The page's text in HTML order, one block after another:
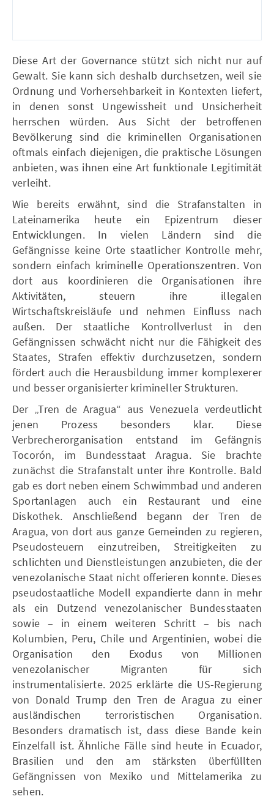
Diese Art der Governance stützt sich nicht nur auf
Gewalt. Sie kann sich deshalb durchsetzen, weil sie
Ordnung und Vorhersehbarkeit in Kontexten liefert,
in denen sonst Ungewissheit und Unsicherheit
herrschen würden. Aus Sicht der betroffenen
Bevölkerung sind die kriminellen Organisationen
oftmals einfach diejenigen, die praktische Lösungen
anbieten, was ihnen eine Art funktionale Legitimität
verleiht.
Wie bereits erwähnt, sind die Strafanstalten in
Lateinamerika heute ein Epizentrum dieser
Entwicklungen. In vielen Ländern sind die
Gefängnisse keine Orte staatlicher Kontrolle mehr,
sondern einfach kriminelle Operationszentren. Von
dort aus koordinieren die Organisationen ihre
Aktivitäten, steuern ihre illegalen
Wirtschaftskreisläufe und nehmen Einfluss nach
außen. Der staatliche Kontrollverlust in den
Gefängnissen schwächt nicht nur die Fähigkeit des
Staates, Strafen effektiv durchzusetzen, sondern
fördert auch die Herausbildung immer komplexerer
und besser organisierter krimineller Strukturen.
Der „Tren de Aragua“ aus Venezuela verdeutlicht
jenen Prozess besonders klar. Diese
Verbrecherorganisation entstand im Gefängnis
Tocorón, im Bundesstaat Aragua. Sie brachte
zunächst die Strafanstalt unter ihre Kontrolle. Bald
gab es dort neben einem Schwimmbad und anderen
Sportanlagen auch ein Restaurant und eine
Diskothek. Anschließend begann der Tren de
Aragua, von dort aus ganze Gemeinden zu regieren,
Pseudosteuern einzutreiben, Streitigkeiten zu
schlichten und Dienstleistungen anzubieten, die der
venezolanische Staat nicht offerieren konnte. Dieses
pseudostaatliche Modell expandierte dann in mehr
als ein Dutzend venezolanischer Bundesstaaten
sowie – in einem weiteren Schritt – bis nach
Kolumbien, Peru, Chile und Argentinien, wobei die
Organisation den Exodus von Millionen
venezolanischer Migranten für sich
instrumentalisierte. 2025 erklärte die US-Regierung
von Donald Trump den Tren de Aragua zu einer
ausländischen terroristischen Organisation.
Besonders dramatisch ist, dass diese Bande kein
Einzelfall ist. Ähnliche Fälle sind heute in Ecuador,
Brasilien und den am stärksten überfüllten
Gefängnissen von Mexiko und Mittelamerika zu
sehen.